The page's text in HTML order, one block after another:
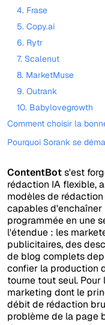
4. Frase
5. Copy.ai
6. Rytr
7. Scalenut
8. MarketMuse
9. Outrank
10. Babylovegrowth
Comment choisir la
Pourquoi Sorank se
ContentBots'est
rédaction IA flexible,
modèles de
capables
programmée en une
l'étendue : les
publicitaires, des
de blog complets
confier la production
tourne tout seul.
marketing dont le
débit de rédaction
problème de la page